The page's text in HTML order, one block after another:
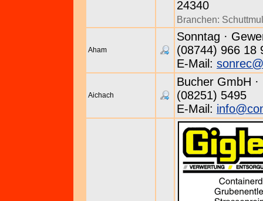
24340
Branchen:
Aham
Sonntag ·
(08744) 966 18
E-Mail:
Aichach
Bucher GmbH ·
(08251) 5495
E-Mail: